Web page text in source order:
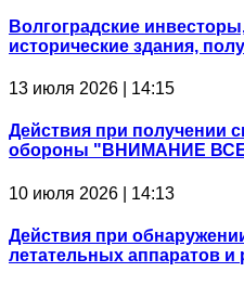
Волгоградские
исторические здания,
13 июля 2026 | 14:15
Действия при получении
обороны "ВНИМАНИЕ
10 июля 2026 | 14:13
Действия при
летательных аппаратов и